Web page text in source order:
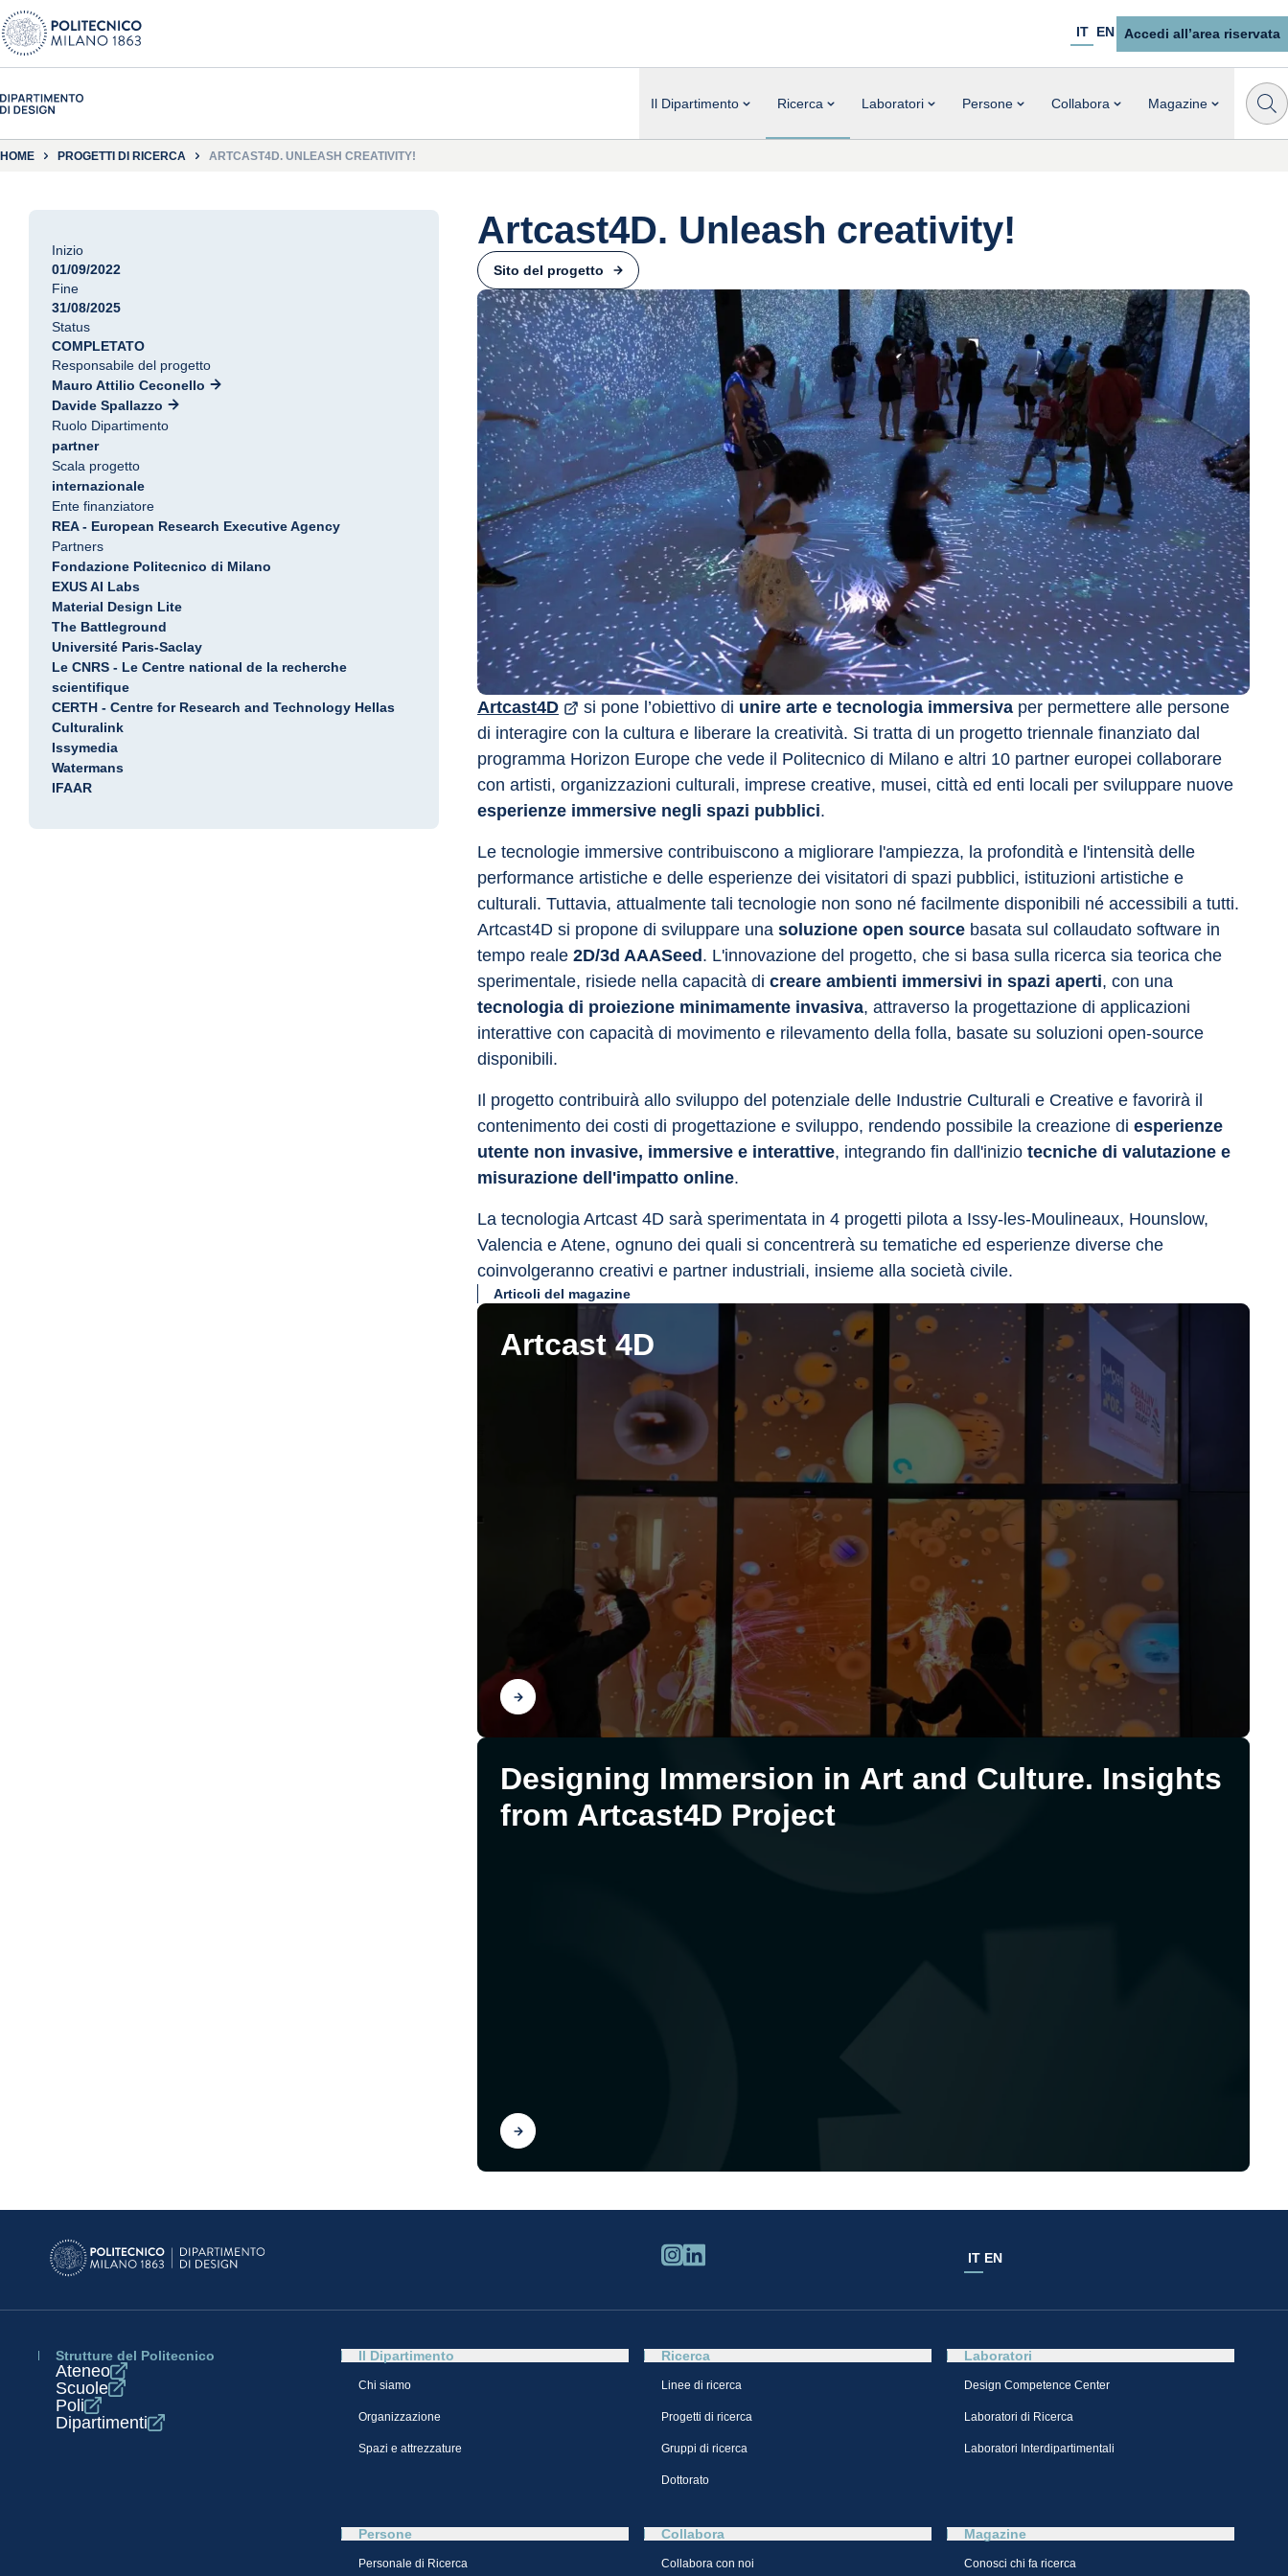
IT EN Accedi all’area riservata
Il Dipartimento Ricerca Laboratori Persone Collabora Magazine
HOME PROGETTI DI RICERCA ARTCAST4D. UNLEASH CREATIVITY!
Inizio
01/09/2022
Fine
31/08/2025
Status
COMPLETATO
Responsabile del progetto
Mauro Attilio Ceconello
Davide Spallazzo
Ruolo Dipartimento
partner
Scala progetto
internazionale
Ente finanziatore
REA - European Research Executive Agency
Partners
Fondazione Politecnico di Milano
EXUS AI Labs
Material Design Lite
The Battleground
Université Paris-Saclay
Le CNRS - Le Centre national de la recherche
scientifique
CERTH - Centre for Research and Technology Hellas
Culturalink
Issymedia
Watermans
IFAAR
Artcast4D. Unleash creativity!
Sito del progetto
Artcast4D si pone l’obiettivo di unire arte e tecnologia immersiva per permettere alle persone
di interagire con la cultura e liberare la creatività. Si tratta di un progetto triennale finanziato dal
programma Horizon Europe che vede il Politecnico di Milano e altri 10 partner europei collaborare
con artisti, organizzazioni culturali, imprese creative, musei, città ed enti locali per sviluppare nuove
esperienze immersive negli spazi pubblici.
Le tecnologie immersive contribuiscono a migliorare l'ampiezza, la profondità e l'intensità delle
performance artistiche e delle esperienze dei visitatori di spazi pubblici, istituzioni artistiche e
culturali. Tuttavia, attualmente tali tecnologie non sono né facilmente disponibili né accessibili a tutti.
Artcast4D si propone di sviluppare una soluzione open source basata sul collaudato software in
tempo reale 2D/3d AAASeed . L'innovazione del progetto, che si basa sulla ricerca sia teorica che
sperimentale, risiede nella capacità di creare ambienti immersivi in spazi aperti, con una
tecnologia di proiezione minimamente invasiva, attraverso la progettazione di applicazioni
interattive con capacità di movimento e rilevamento della folla, basate su soluzioni open-source
disponibili.
Il progetto contribuirà allo sviluppo del potenziale delle Industrie Culturali e Creative e favorirà il
contenimento dei costi di progettazione e sviluppo, rendendo possibile la creazione di esperienze
utente non invasive, immersive e interattive, integrando fin dall'inizio tecniche di valutazione e
misurazione dell'impatto online.
La tecnologia Artcast 4D sarà sperimentata in 4 progetti pilota a Issy-les-Moulineaux, Hounslow,
Valencia e Atene, ognuno dei quali si concentrerà su tematiche ed esperienze diverse che
coinvolgeranno creativi e partner industriali, insieme alla società civile.
Articoli del magazine
Artcast 4D
Scopri
Designing Immersion in Art and Culture. Insights
from Artcast4D Project
Scopri
IT EN
Strutture del Politecnico
Ateneo
Scuole
Poli
Dipartimenti
Il Dipartimento
Chi siamo
Organizzazione
Spazi e attrezzature
Ricerca
Linee di ricerca
Progetti di ricerca
Gruppi di ricerca
Dottorato
Laboratori
Design Competence Center​
Laboratori di Ricerca
Laboratori Interdipartimentali
Persone
Personale di Ricerca
Collabora
Collabora con noi
Magazine
Conosci chi fa ricerca